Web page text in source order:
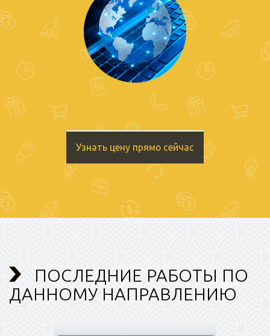
Узнать цену прямо сейчас
ПОСЛЕДНИЕ РАБОТЫ ПО
ДАННОМУ НАПРАВЛЕНИЮ